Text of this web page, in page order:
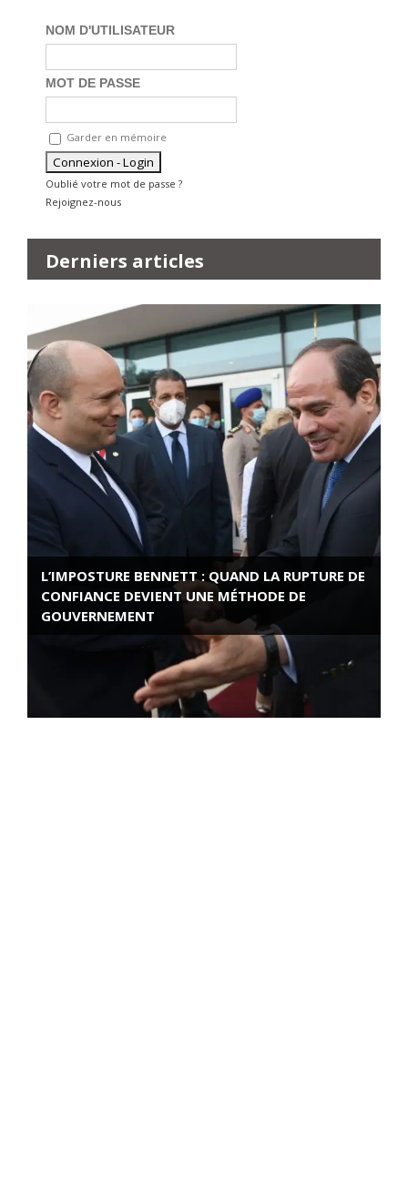
NOM D'UTILISATEUR
MOT DE PASSE
Garder en mémoire
Oublié votre mot de passe ?
Rejoignez-nous
Derniers articles
L’IMPOSTURE BENNETT : QUAND LA RUPTURE DE
CONFIANCE DEVIENT UNE MÉTHODE DE
GOUVERNEMENT
ROSE VALLAND, HEROÏNE DE LA RESISTANCE